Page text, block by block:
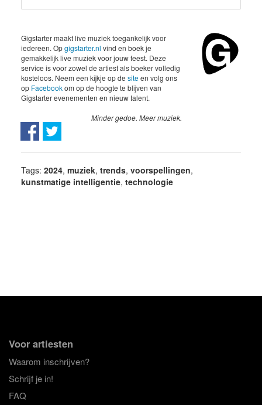
Gigstarter maakt live muziek toegankelijk voor
iedereen. Opgigstarter.nl vind en boek je
gemakkelijk live muziek voor jouw feest. Deze
service is voor zowel de artiest als boeker volledig
kosteloos. Neem een kijkje op de siteen volg ons
op Facebookom op de hoogte te blijven van
Gigstarter evenementen en nieuw talent.
Minder gedoe. Meer muziek.
Tags: 2024, muziek, trends, voorspellingen,
kunstmatige intelligentie, technologie
Voor artiesten
Waarom inschrijven?
Schrijf je in!
FAQ